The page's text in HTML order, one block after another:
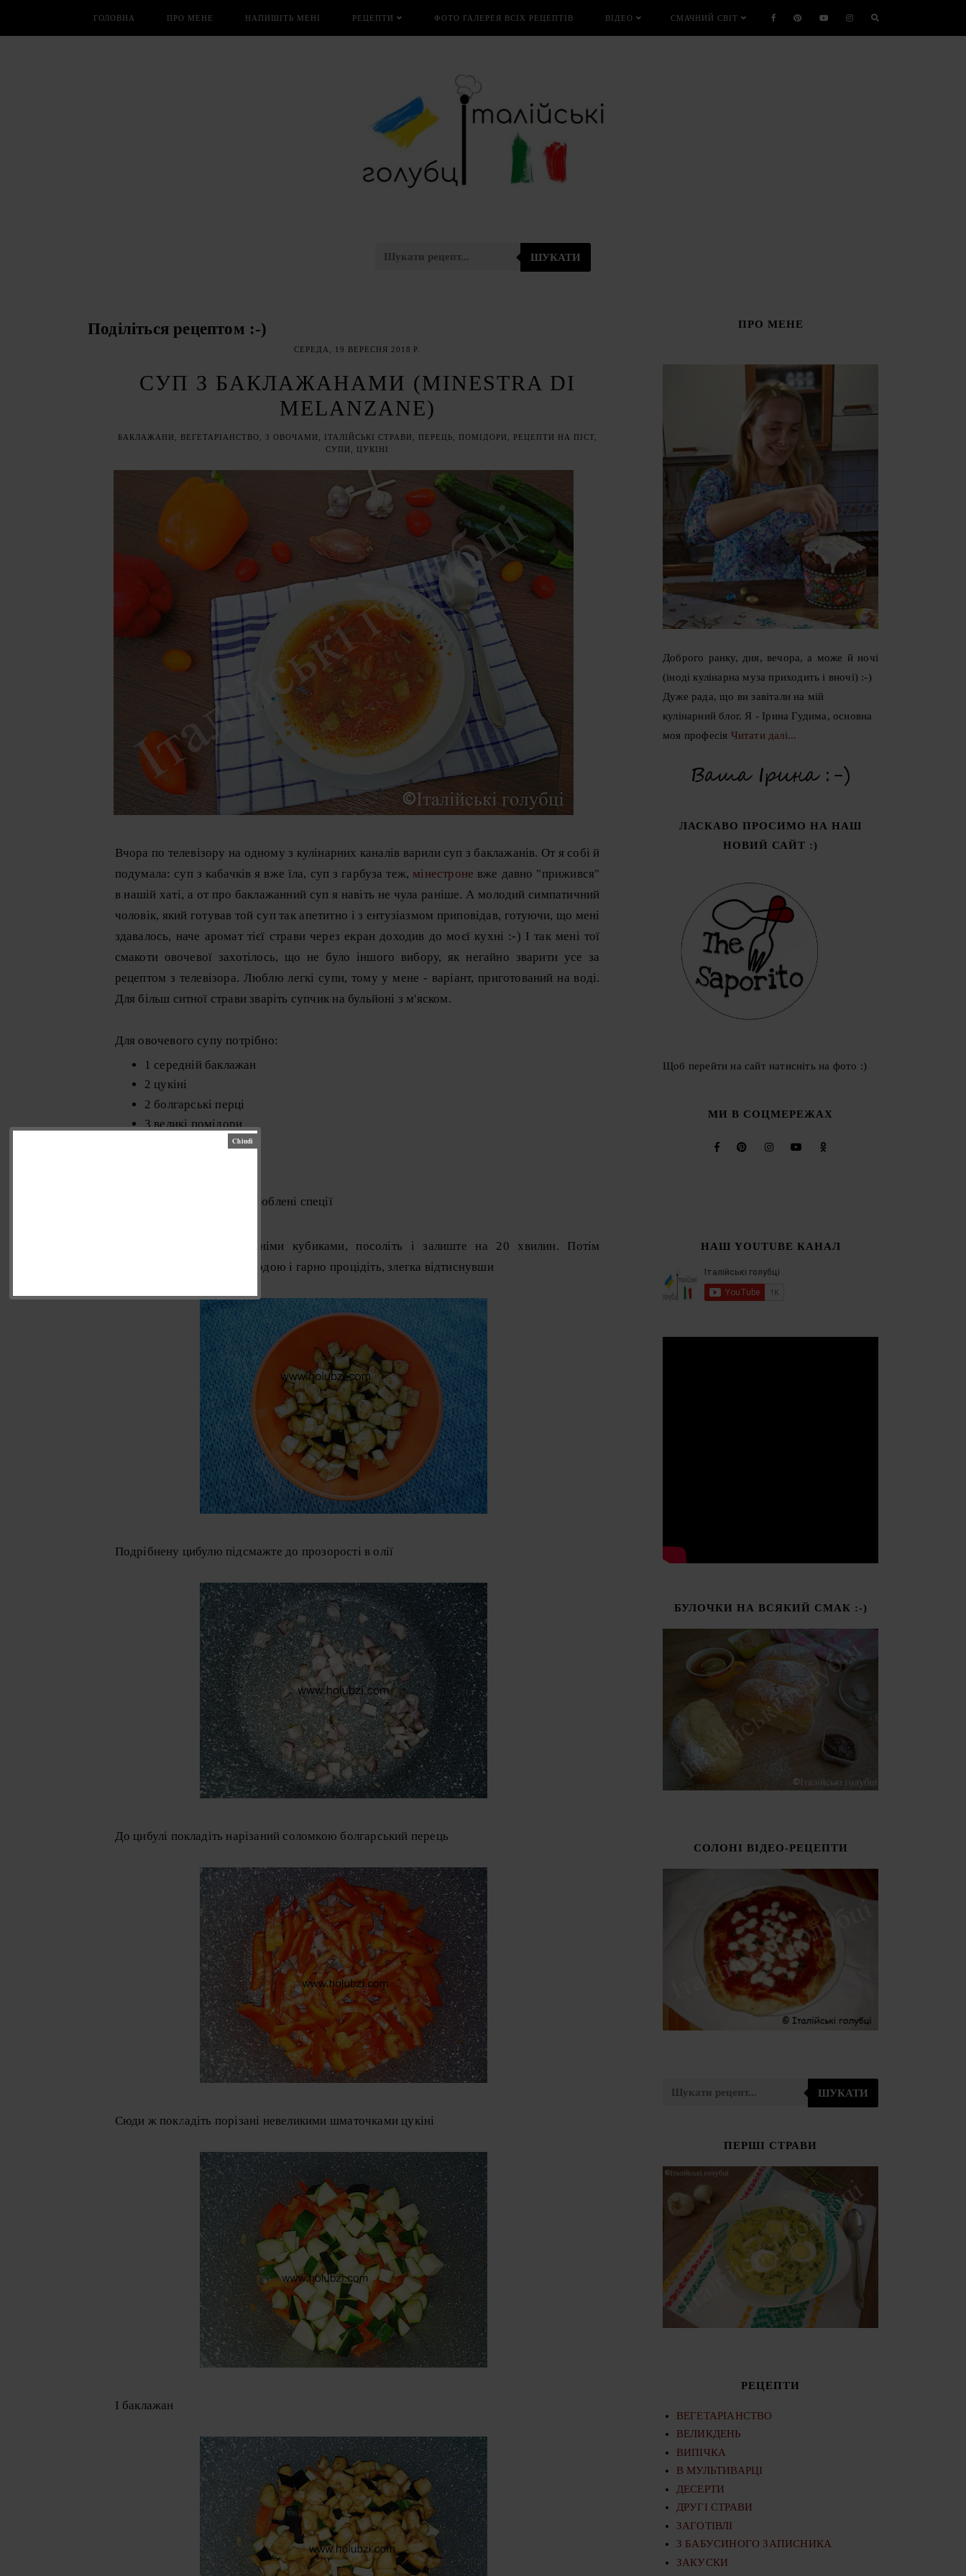
ГОЛОВНА ПРО МЕНЕ НАПИШІТЬ МЕНІ РЕЦЕПТИ ФОТО ГАЛЕРЕЯ ВСІХ РЕЦЕПТІВ ВІДЕО СМАЧНИЙ СВІТ
ШУКАТИ
Поділіться рецептом :-)
СЕРЕДА, 19 ВЕРЕСНЯ 2018 Р.
СУП З БАКЛАЖАНАМИ (MINESTRA DI
MELANZANE)
БАКЛАЖАНИ ВЕГЕТАРІАНСТВО З ОВОЧАМИ ІТАЛІЙСЬКІ СТРАВИ ПЕРЕЦЬ ПОМІДОРИ РЕЦЕПТИ НА ПІСТ,
СУПИ
ЦУКІНІ
Вчора по телевізору на одному з кулінарних каналів варили суп з баклажанів. От я собі й
подумала: суп з кабачків я вже їла, суп з гарбуза теж, мінестроне вже давно "прижився"
в нашій хаті, а от про баклажанний суп я навіть не чула раніше. А молодий симпатичний
чоловік, який готував той суп так апетитно і з ентузіазмом приповідав, готуючи, що мені
здавалось, наче аромат тієї страви через екран доходив до моєї кухні :-) І так мені тої
смакоти овочевої захотілось, що не було іншого вибору, як негайно зварити усе за
рецептом з телевізора. Люблю легкі супи, тому у мене - варіант, приготований на воді.
Для більш ситної страви зваріть супчик на бульйоні з м'яском.
Для овочевого супу потрібно:
1 середній баклажан
2 цукіні
2 болгарські перці
3 великі помідори
3 середні картоплини
сіль, перець і ваші улюблені спеції
Поріжте баклажан середніми кубиками, посоліть і залиште на 20 хвилин. Потім
промийте під протічною водою і гарно процідіть, злегка відтиснувши
Подрібнену цибулю підсмажте до прозорості в олії
До цибулі покладіть нарізаний соломкою болгарський перець
Сюди ж покладіть порізані невеликими шматочками цукіні
І баклажан
ПРО МЕНЕ
Доброго ранку, дня, вечора, а може й ночі
(іноді кулінарна муза приходить і вночі) :-)
Дуже рада, що ви завітали на мій
кулінарний блог. Я - Ірина Гудима, основна
моя професія Читати далі...
ЛАСКАВО ПРОСИМО НА НАШ
НОВИЙ САЙТ :)
Щоб перейти на сайт натисніть на фото :)
МИ В СОЦМЕРЕЖАХ
НАШ YOUTUBE КАНАЛ
БУЛОЧКИ НА ВСЯКИЙ СМАК :-)
СОЛОНІ ВІДЕО-РЕЦЕПТИ
ШУКАТИ
ПЕРШІ СТРАВИ
РЕЦЕПТИ
ВЕГЕТАРІАНСТВО
ВЕЛИКДЕНЬ
ВИПІЧКА
В МУЛЬТИВАРЦІ
ДЕСЕРТИ
ДРУГІ СТРАВИ
ЗАГОТІВЛІ
З БАБУСИНОГО ЗАПИСНИКА
ЗАКУСКИ